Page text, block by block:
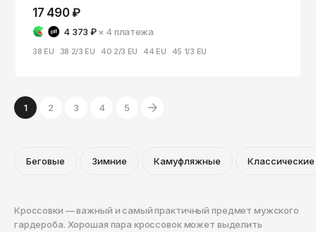
17 490 ₽
4 373 ₽ × 4платежа
38 EU 38 2/3 EU 40 2/3 EU 44 EU 45 1/3 EU
1 2 3 4 5
Беговые Зимние Камуфляжные Классические
Кроссовки — важный и самый практичный предмет мужского
гардероба. Хорошая пара кроссовок может выделить